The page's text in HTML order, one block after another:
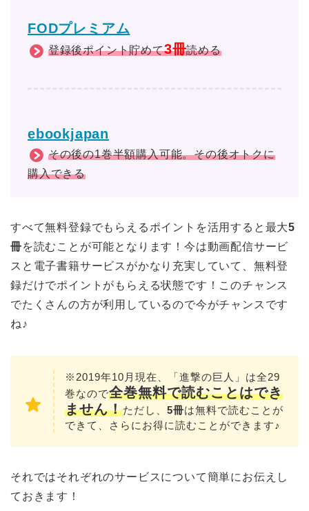
FODプレミアム
登録後ポイント貯めて3冊読める
ebookjapan
その後の1巻半額購入可能。その後オトクに
購入できる
すべて無料登録でもらえるポイントを活用すると最大5
冊を読むことが可能となります！今は動画配信サービ
スと電子書籍サービスがかなり充実していて、無料登
録だけでポイントがもらえる状態です！このチャンス
でたくさんの方が利用しているので今がチャンスです
ね♪
※2019年10月現在、「進撃の巨人」は全29
巻なので全巻無料で読むことはでき
ません！ただし、 5冊は無料で読むことが
できて、さらにお得に読むことができます♪
それではそれぞれのサービスについて簡単にお伝えし
ておきます！